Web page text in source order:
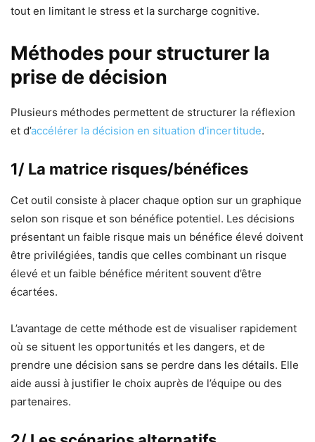
tout en limitant le stress et la surcharge cognitive.
Méthodes pour structurer la
prise de décision
Plusieurs méthodes permettent de structurer la réflexion
et d’accélérer la décision en situation d’incertitude.
1/ La matrice risques/bénéfices
Cet outil consiste à placer chaque option sur un graphique
selon son risque et son bénéfice potentiel. Les décisions
présentant un faible risque mais un bénéfice élevé doivent
être privilégiées, tandis que celles combinant un risque
élevé et un faible bénéfice méritent souvent d’être
écartées.
L’avantage de cette méthode est de visualiser rapidement
où se situent les opportunités et les dangers, et de
prendre une décision sans se perdre dans les détails. Elle
aide aussi à justifier le choix auprès de l’équipe ou des
partenaires.